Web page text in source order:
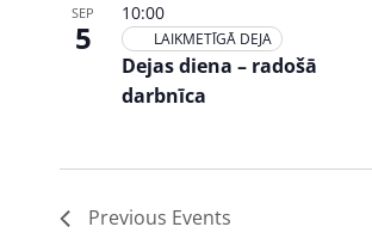
SEP
5
Dejas diena – radošā
darbnīca
10:00
LAIKMETĪGĀ DEJA
Previous Events